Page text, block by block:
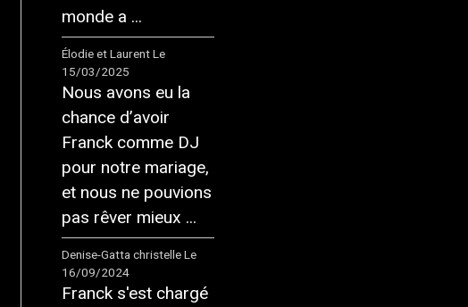
monde a ...
Élodie et Laurent Le
15/03/2025
Nous avons eu la
chance d’avoir
Franck comme DJ
pour notre mariage,
et nous ne pouvions
pas rêver mieux ...
Denise-Gatta christelle Le
16/09/2024
Franck s'est chargé